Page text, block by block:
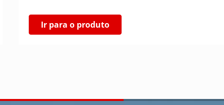
Ir para o produto